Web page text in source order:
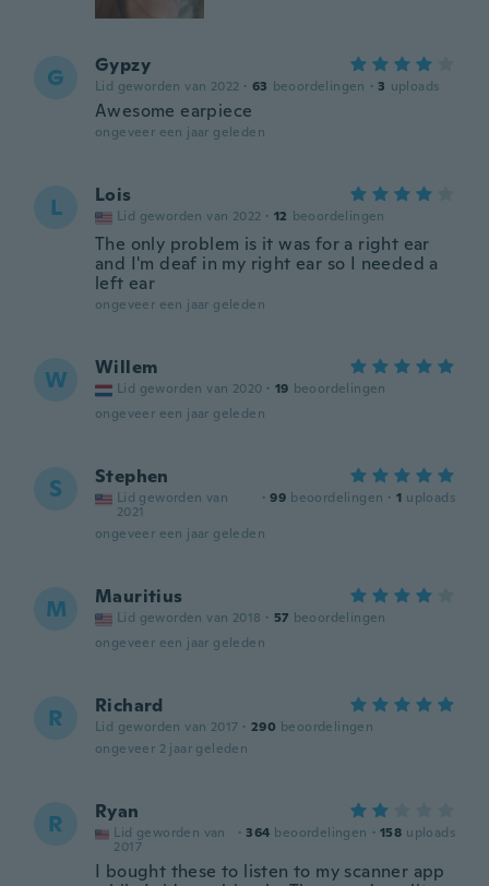
G Gypzy
Lid geworden van 2022 · 63 beoordelingen · 3 uploads
Awesome earpiece
ongeveer een jaar geleden
L Lois
Lid geworden van 2022 · 12 beoordelingen
The only problem is it was for a right ear
and I'm deaf in my right ear so I needed a
left ear
ongeveer een jaar geleden
W Willem
Lid geworden van 2020 · 19 beoordelingen
ongeveer een jaar geleden
S Stephen
Lid geworden van
2021
· 99 beoordelingen · 1 uploads
ongeveer een jaar geleden
M Mauritius
Lid geworden van 2018 · 57 beoordelingen
ongeveer een jaar geleden
R Richard
Lid geworden van 2017 · 290 beoordelingen
ongeveer 2 jaar geleden
R Ryan
Lid geworden van
2017
· 364 beoordelingen · 158 uploads
I bought these to listen to my scanner app